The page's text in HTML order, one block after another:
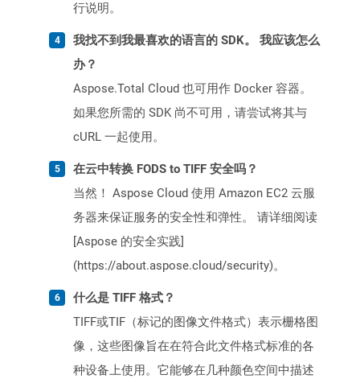
行说明。
我找不到我最喜欢的语言的 SDK。 我应该怎么
办？
Aspose.Total Cloud 也可用作 Docker 容器。
如果您所需的 SDK 尚不可用，请尝试将其与
cURL 一起使用。
在云中转换 FODS to TIFF 安全吗？
当然！ Aspose Cloud 使用 Amazon EC2 云服
务器来保证服务的安全性和弹性。 请详细阅读
[Aspose 的安全实践]
(https://about.aspose.cloud/security)。
什么是 TIFF 格式？
TIFF或TIF（标记的图像文件格式）表示栅格图
像，这些图像旨在在符合此文件格式标准的各
种设备上使用。它能够在几种颜色空间中描述